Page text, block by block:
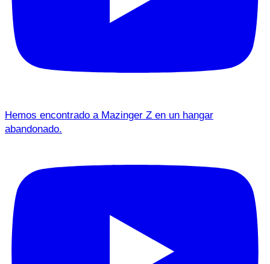
Hemos encontrado a Mazinger Z en un hangar
abandonado.